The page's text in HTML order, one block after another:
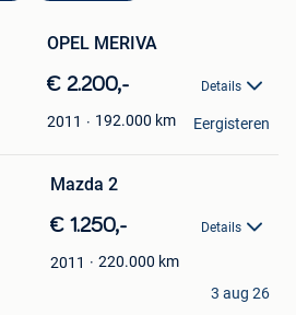
OPEL MERIVA
€ 2.200,- Details
2011 192.000 km Eergisteren
Mazda 2
€ 1.250,- Details
2011 220.000 km
3 aug 26